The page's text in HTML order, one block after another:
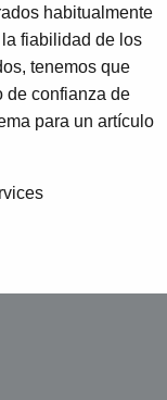
habitualmente
fiabilidad de los
tenemos que
de confianza de
para un artículo